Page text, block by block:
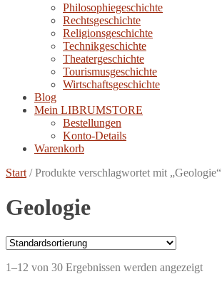
Philosophiegeschichte
Rechtsgeschichte
Religionsgeschichte
Technikgeschichte
Theatergeschichte
Tourismusgeschichte
Wirtschaftsgeschichte
Blog
Mein LIBRUMSTORE
Bestellungen
Konto-Details
Warenkorb
Start /Produkte verschlagwortet mit „Geologie“
Geologie
1–12 von 30 Ergebnissen werden angezeigt